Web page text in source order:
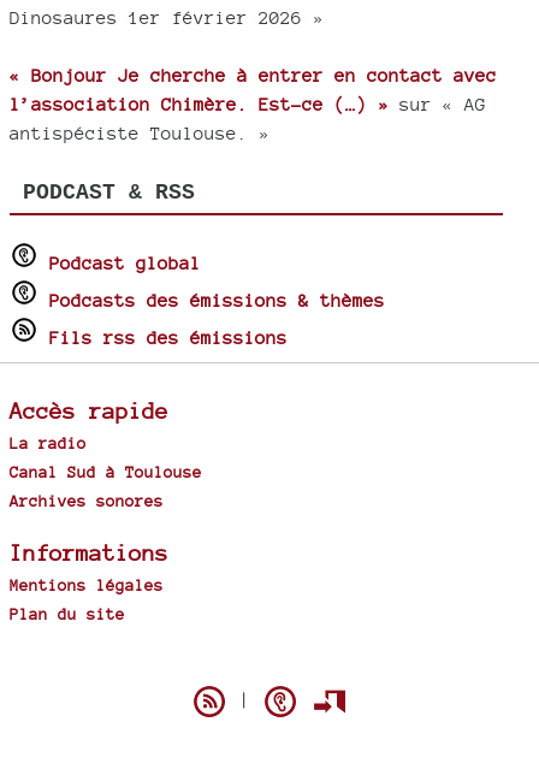
Dinosaures 1er février 2026 »
« Bonjour Je cherche à entrer en contact avec
l’association Chimère. Est-ce (…) » sur « AG
antispéciste Toulouse. »
PODCAST & RSS
Podcast global
Podcasts des émissions & thèmes
Fils rss des émissions
Accès rapide
La radio
Canal Sud à Toulouse
Archives sonores
Informations
Mentions légales
Plan du site
|